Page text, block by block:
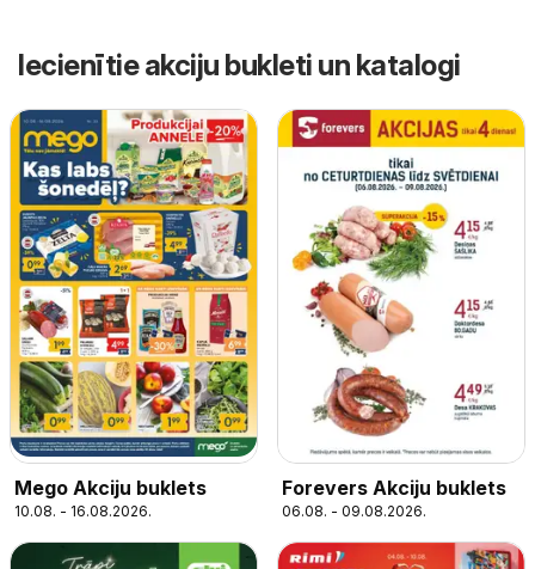
Iecienītie akciju bukleti un katalogi
Mego Akciju buklets
10.08. - 16.08.2026.
Forevers Akciju buklets
06.08. - 09.08.2026.